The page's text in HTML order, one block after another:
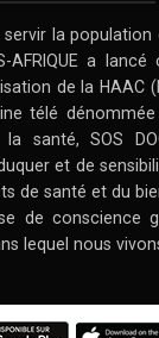
la
AFRIQUE a
de la HAAC
télé dénommée
santé, SOS
et de
de santé et du
de conscience
lequel nous